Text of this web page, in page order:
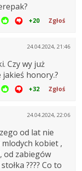
+20 Zgłoś
24.04.2024, 21:46
Czy wy już
jakieś honory.?
+32 Zgłoś
24.04.2024, 22:06
od lat nie
kobiet ,
od zabiegów
???? Co to